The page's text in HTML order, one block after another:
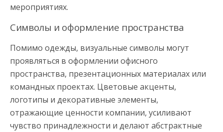
мероприятиях.
Символы и оформление пространства
Помимо одежды, визуальные символы могут
проявляться в оформлении офисного
пространства, презентационных материалах или
командных проектах. Цветовые акценты,
логотипы и декоративные элементы,
отражающие ценности компании, усиливают
чувство принадлежности и делают абстрактные